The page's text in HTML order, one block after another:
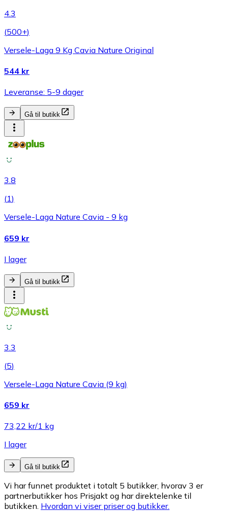
4.3
(500+)
Versele-Laga 9 Kg Cavia Nature Original
544 kr
Leveranse: 5-9 dager
Gå til butikk
3.8
(1)
Versele-Laga Nature Cavia - 9 kg
659 kr
I lager
Gå til butikk
3.3
(5)
Versele-Laga Nature Cavia (9 kg)
659 kr
73,22 kr/1 kg
I lager
Gå til butikk
Vi har funnet produktet i totalt 5 butikker, hvorav 3 er
partnerbutikker hos Prisjakt og har direktelenke til
butikken. Hvordan vi viser priser og butikker.